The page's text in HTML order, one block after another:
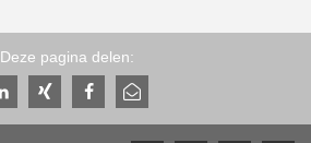
Deze pagina delen: